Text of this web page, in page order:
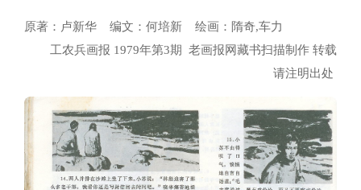
原著：卢新华 编文：何培新 绘画：隋奇,车力
工农兵画报 1979年第3期 老画报网藏书扫描制作 转载
请注明出处